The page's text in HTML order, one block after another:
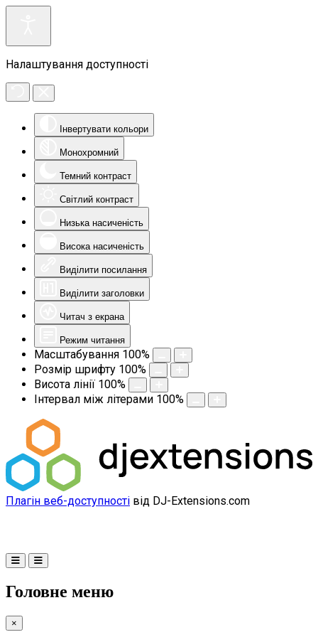
Налаштування доступності
Інвертувати кольори
Монохромний
Темний контраст
Світлий контраст
Низька насиченість
Висока насиченість
Виділити посилання
Виділити заголовки
Читач з екрана
Режим читання
Масштабування 100%
Розмір шрифту 100%
Висота лінії 100%
Інтервал між літерами 100%
Плагін веб-доступності від DJ-Extensions.com
Головне меню
×